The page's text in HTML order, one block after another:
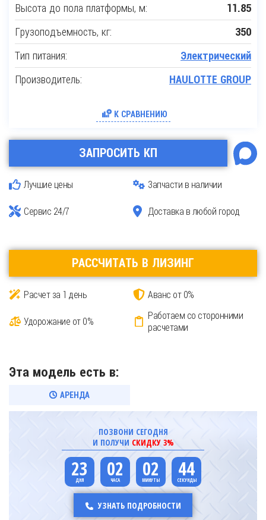
Высота до пола платформы, м: 11.85
Грузоподъемность, кг: 350
Тип питания: Электрический
Производитель: HAULOTTE GROUP
К СРАВНЕНИЮ
ЗАПРОСИТЬ КП
Лучшие цены Запчасти в наличии
Сервис 24/7 Доставка в любой город
РАССЧИТАТЬ В ЛИЗИНГ
Расчет за 1 день Аванс от 0%
Удорожание от 0%
Работаем со сторонними
расчетами
Эта модель есть в:
АРЕНДА
ПОЗВОНИ СЕГОДНЯ
И ПОЛУЧИ СКИДКУ 3%
23 02 02 44
УЗНАТЬ ПОДРОБНОСТИ